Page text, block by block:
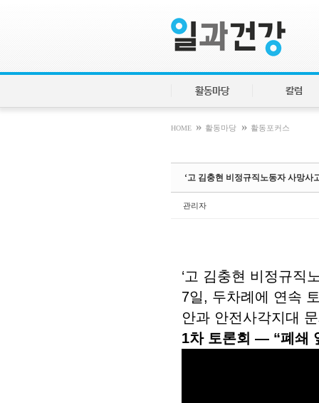
활동마당 칼럼
HOME » 활동마당 » 활동포커스
‘고 김충현 비정규직노동자 사망사
관리자
‘고 김충현 비정규직
7일, 두차례에 연속
안과 안전사각지대
1차 토론회 — “폐쇄